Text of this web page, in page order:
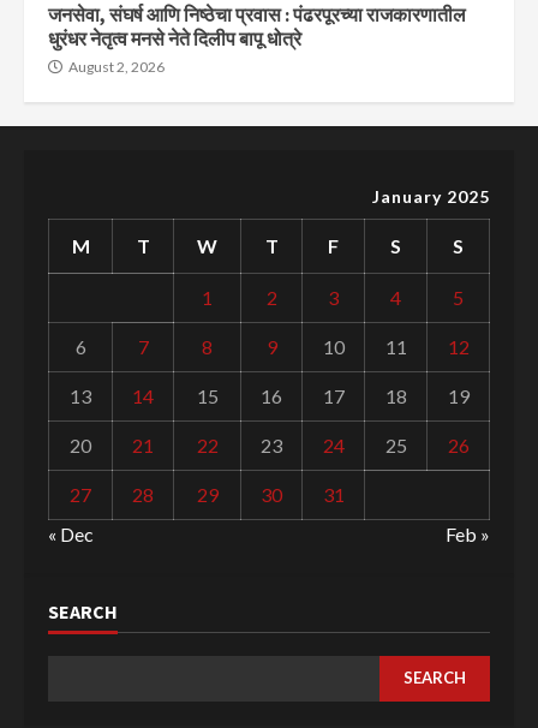
जनसेवा, संघर्ष आणि निष्ठेचा प्रवास : पंढरपूरच्या राजकारणातील
धुरंधर नेतृत्व मनसे नेते दिलीप बापू धोत्रे
August 2, 2026
January 2025
M T W T F S S
1 2 3 4 5
6 7 8 9 10 11 12
13 14 15 16 17 18 19
20 21 22 23 24 25 26
27 28 29 30
31
« Dec
Feb »
SEARCH
SEARCH